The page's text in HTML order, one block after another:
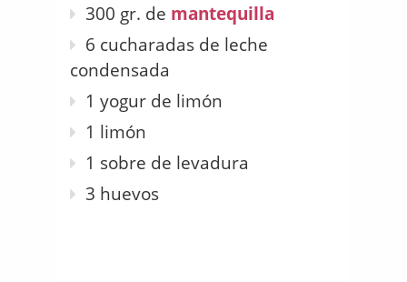
300 gr. de mantequilla
6 cucharadas de leche
condensada
1 yogur de limón
1 limón
1 sobre de levadura
3 huevos